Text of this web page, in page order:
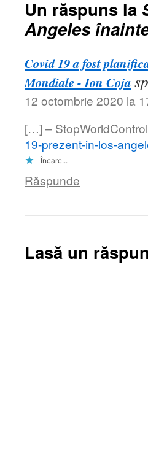
Un răspuns la
Angeles
Covid 19 a fost
Mondiale - Ion Coja
12 octombrie 2020 la
[…] –
19-prezent-in-los-
Încarc...
Răspunde
Lasă un